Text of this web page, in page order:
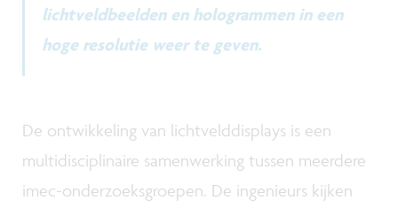
lichtveldbeelden en hologrammen in een
hoge resolutie weer te geven.
De ontwikkeling van lichtvelddisplays is een
multidisciplinaire samenwerking tussen meerdere
imec-onderzoeksgroepen. De ingenieurs kijken